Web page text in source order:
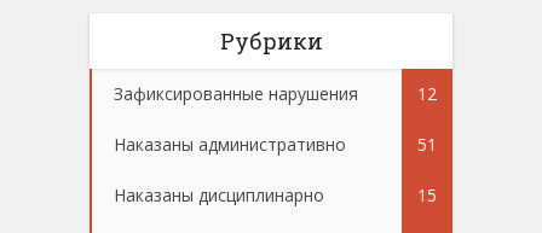
Рубрики
Зафиксированные нарушения 12
Наказаны административно 51
Наказаны дисциплинарно 15